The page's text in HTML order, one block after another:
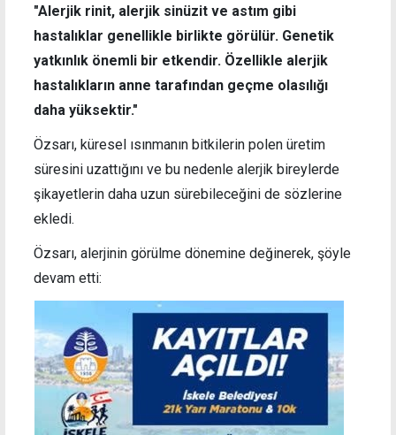
"Alerjik rinit, alerjik sinüzit ve astım gibi
hastalıklar genellikle birlikte görülür. Genetik
yatkınlık önemli bir etkendir. Özellikle alerjik
hastalıkların anne tarafından geçme olasılığı
daha yüksektir."
Özsarı, küresel ısınmanın bitkilerin polen üretim
süresini uzattığını ve bu nedenle alerjik bireylerde
şikayetlerin daha uzun sürebileceğini de sözlerine
ekledi.
Özsarı, alerjinin görülme dönemine değinerek, şöyle
devam etti: